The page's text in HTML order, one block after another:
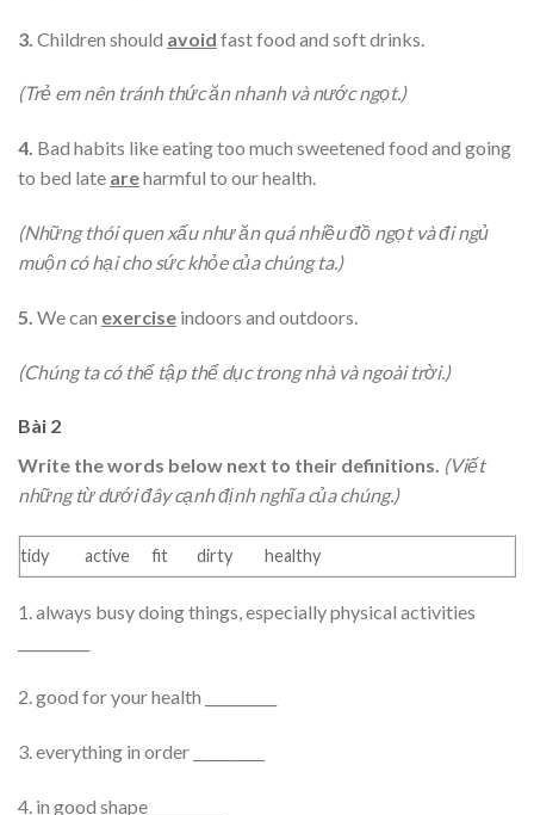
3. Children should avoid fast food and soft drinks.
(Trẻ em nên tránh thức ăn nhanh và nước ngọt.)
4. Bad habits like eating too much sweetened food and going
to bed late areharmful to our health.
(Những thói quen xấu như ăn quá nhiều đồ ngọt và đi ngủ
muộn có hại cho sức khỏe của chúng ta.)
5. We can exercise indoors and outdoors.
(Chúng ta có thể tập thể dục trong nhà và ngoài trời.)
Bài 2
Write the words below next to their definitions. (Viết
những từ dưới đây cạnh định nghĩa của chúng.)
tidy active fit dirty healthy
1. always busy doing things, especially physical activities
2. good for your health __________
3. everything in order __________
4. in good shape __________